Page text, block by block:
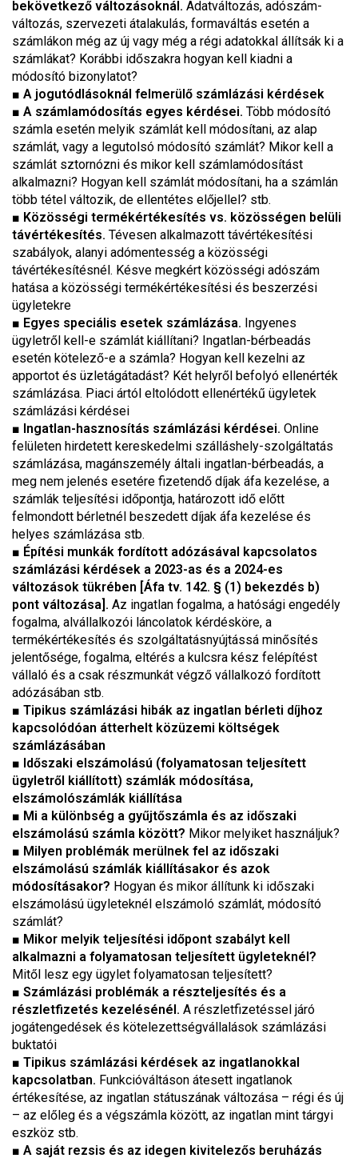
bekövetkező változásoknál. Adatváltozás, adószám-
változás, szervezeti átalakulás, formaváltás esetén a
számlákon még az új vagy még a régi adatokkal állítsák ki a
számlákat? Korábbi időszakra hogyan kell kiadni a
módosító bizonylatot?
■ A jogutódlásoknál felmerülő számlázási kérdések
■ A számlamódosítás egyes kérdései. Több módosító
számla esetén melyik számlát kell módosítani, az alap
számlát, vagy a legutolsó módosító számlát? Mikor kell a
számlát sztornózni és mikor kell számlamódosítást
alkalmazni? Hogyan kell számlát módosítani, ha a számlán
több tétel változik, de ellentétes előjellel? stb.
■ Közösségi termékértékesítés vs. közösségen belüli
távértékesítés. Tévesen alkalmazott távértékesítési
szabályok, alanyi adómentesség a közösségi
távértékesítésnél. Késve megkért közösségi adószám
hatása a közösségi termékértékesítési és beszerzési
ügyletekre
■ Egyes speciális esetek számlázása. Ingyenes
ügyletről kell-e számlát kiállítani? Ingatlan-bérbeadás
esetén kötelező-e a számla? Hogyan kell kezelni az
apportot és üzletágátadást? Két helyről befolyó ellenérték
számlázása. Piaci ártól eltolódott ellenértékű ügyletek
számlázási kérdései
■ Ingatlan-hasznosítás számlázási kérdései. Online
felületen hirdetett kereskedelmi szálláshely-szolgáltatás
számlázása, magánszemély általi ingatlan-bérbeadás, a
meg nem jelenés esetére fizetendő díjak áfa kezelése, a
számlák teljesítési időpontja, határozott idő előtt
felmondott bérletnél beszedett díjak áfa kezelése és
helyes számlázása stb.
■ Építési munkák fordított adózásával kapcsolatos
számlázási kérdések a 2023-as és a 2024-es
változások tükrében [Áfa tv. 142. § (1) bekezdés b)
pont változása]. Az ingatlan fogalma, a hatósági engedély
fogalma, alvállalkozói láncolatok kérdésköre, a
termékértékesítés és szolgáltatásnyújtássá minősítés
jelentősége, fogalma, eltérés a kulcsra kész felépítést
vállaló és a csak részmunkát végző vállalkozó fordított
adózásában stb.
■ Tipikus számlázási hibák az ingatlan bérleti díjhoz
kapcsolódóan átterhelt közüzemi költségek
számlázásában
■ Időszaki elszámolású (folyamatosan teljesített
ügyletről kiállított) számlák módosítása,
elszámolószámlák kiállítása
■ Mi a különbség a gyűjtőszámla és az időszaki
elszámolású számla között? Mikor melyiket használjuk?
■ Milyen problémák merülnek fel az időszaki
elszámolású számlák kiállításakor és azok
módosításakor? Hogyan és mikor állítunk ki időszaki
elszámolású ügyleteknél elszámoló számlát, módosító
számlát?
■ Mikor melyik teljesítési időpont szabályt kell
alkalmazni a folyamatosan teljesített ügyleteknél?
Mitől lesz egy ügylet folyamatosan teljesített?
■ Számlázási problémák a részteljesítés és a
részletfizetés kezelésénél. A részletfizetéssel járó
jogátengedések és kötelezettségvállalások számlázási
buktatói
■ Tipikus számlázási kérdések az ingatlanokkal
kapcsolatban. Funkcióváltáson átesett ingatlanok
értékesítése, az ingatlan státuszának változása – régi és új
– az előleg és a végszámla között, az ingatlan mint tárgyi
eszköz stb.
■ A saját rezsis és az idegen kivitelezős beruházás